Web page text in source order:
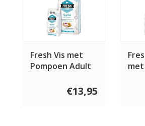
Fresh Vis met
Pompoen Adult
€13,95